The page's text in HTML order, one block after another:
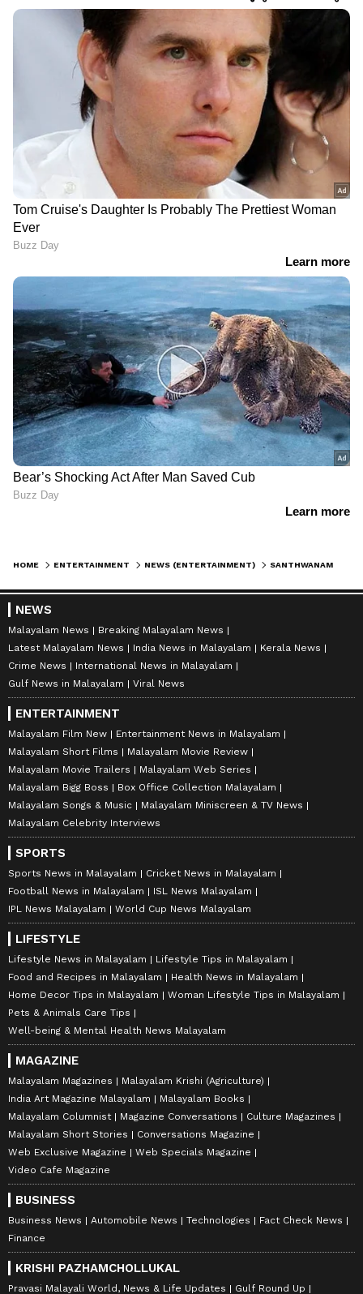
HOME ENTERTAINMENT NEWS (ENTERTAINMENT)
NEWS
Malayalam News
Breaking Malayalam News
Latest Malayalam News
India News in Malayalam
Kerala News
Crime News
International News in Malayalam
Gulf News in Malayalam
Viral News
ENTERTAINMENT
Malayalam Film New
Entertainment News in Malayalam
Malayalam Short Films
Malayalam Movie Review
Malayalam Movie Trailers
Malayalam Web Series
Malayalam Bigg Boss
Box Office Collection Malayalam
Malayalam Songs & Music
Malayalam Miniscreen & TV News
Malayalam Celebrity Interviews
SPORTS
Sports News in Malayalam
Cricket News in Malayalam
Football News in Malayalam
ISL News Malayalam
IPL News Malayalam
World Cup News Malayalam
LIFESTYLE
Lifestyle News in Malayalam
Lifestyle Tips in Malayalam
Food and Recipes in Malayalam
Health News in Malayalam
Home Decor Tips in Malayalam
Woman Lifestyle Tips in Malayalam
Pets & Animals Care Tips
Well-being & Mental Health News Malayalam
MAGAZINE
Malayalam Magazines
Malayalam Krishi (Agriculture)
India Art Magazine Malayalam
Malayalam Books
Malayalam Columnist
Magazine Conversations
Culture Magazines
Malayalam Short Stories
Conversations Magazine
Web Exclusive Magazine
Web Specials Magazine
Video Cafe Magazine
BUSINESS
Business News Automobile News Technologies
Fact Check News
Finance
KRISHI PAZHAMCHOLLUKAL
Pravasi Malayali World, News & Life Updates Gulf Round Up